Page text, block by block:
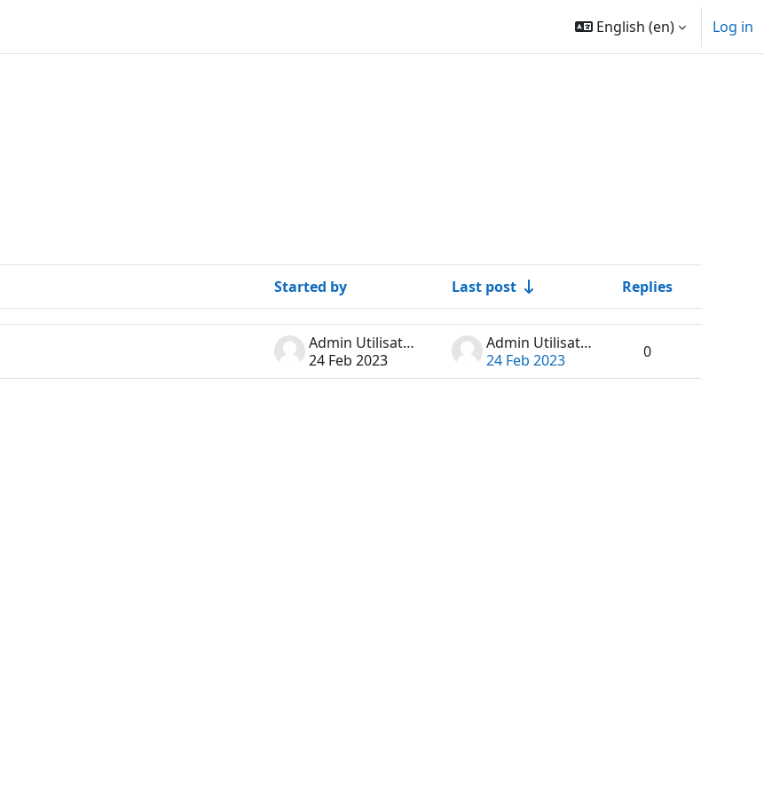
English ‎(en)‎ Log in
Started by Last post
Replies
Actions
Admin Utilisateur
24 Feb 2023
Admin Utilisateur
24 Feb 2023
0